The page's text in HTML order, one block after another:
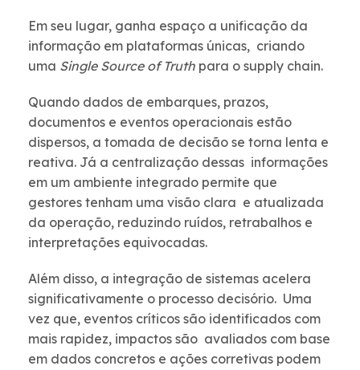
Em seu lugar, ganha espaço a unificação da
informação em plataformas únicas, criando
uma Single Source of Truth para o supply chain.
Quando dados de embarques, prazos,
documentos e eventos operacionais estão
dispersos, a tomada de decisão se torna lenta e
reativa. Já a centralização dessas informações
em um ambiente integrado permite que
gestores tenham uma visão clara e atualizada
da operação, reduzindo ruídos, retrabalhos e
interpretações equivocadas.
Além disso, a integração de sistemas acelera
significativamente o processo decisório. Uma
vez que, eventos críticos são identificados com
mais rapidez, impactos são avaliados com base
em dados concretos e ações corretivas podem